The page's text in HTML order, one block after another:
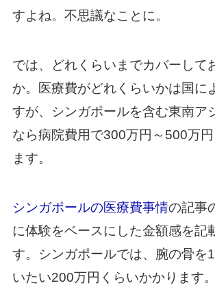
すよね。不思議なことに。
では、どれくらいまでカバーして
か。医療費がどれくらいかは国に
すが、シンガポールを含む東南ア
なら病院費用で300万円～500万
ます。
シンガポールの医療費事情の記事
に体験をベースにした金額感を記
す。シンガポールでは、腕の骨を
いたい200万円くらいかかります